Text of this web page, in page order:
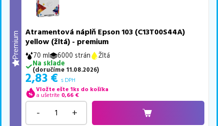
Premium
Atramentová náplň Epson 103 (C13T00S44A)
yellow (žltá) - premium
70 ml 6000 strán
Žltá
Na sklade
(doručíme 11.08.2026)
2,83 € s DPH
Vložte ešte 1ks do košíka
a ušetríte 0,66 €
- +